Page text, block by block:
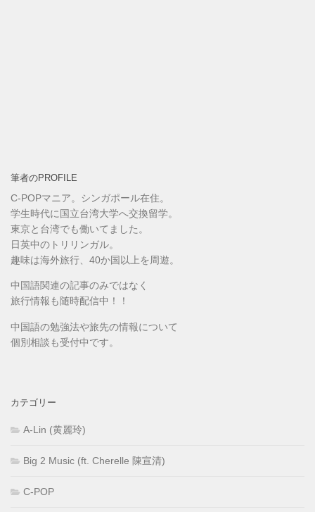
筆者のPROFILE
C-POPマニア。シンガポール在住。
学生時代に国立台湾大学へ交換留学。
東京と台湾でも働いてました。
日英中のトリリンガル。
趣味は海外旅行、40か国以上を周遊。
中国語関連の記事のみではなく
旅行情報も随時配信中！！
中国語の勉強法や旅先の情報について
個別相談も受付中です。
カテゴリー
A-Lin (黄麗玲)
Big 2 Music (ft. Cherelle 陳宣清)
C-POP